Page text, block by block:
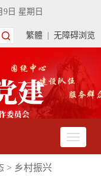
9日 星期日
繁體 无障碍浏览
> 乡村振兴